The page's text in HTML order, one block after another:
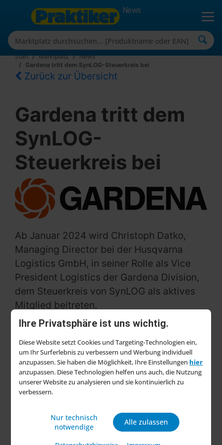
Ihre Privatsphäre ist uns wichtig.
Diese Website setzt Cookies und Targeting-Technologien ein,
um Ihr Surferlebnis zu verbessern und Werbung individuell
anzupassen. Sie haben die Möglichkeit, Ihre Einstellungen hier
anzupassen. Diese Technologien helfen uns auch, die Nutzung
unserer Website zu analysieren und sie kontinuierlich zu
verbessern.
Nur technisch
notwendige
Alle zulassen
News
Start Marktplatz
News
Gardena tritt dem SynLOG-Steuerkreis bei
Zurück zur Übersicht
Gardena tritt dem
SynLOG-
Steuerkreis bei
Ab Januar 2024 wird Christoph Datko,
Managing Director bei der Husqvarna
Logistics GmbH, in seiner Rolle als Vice
President Logistics der Gardena Division,
dem Steuerkreis von SynLOG als aktives
Mitglied beitreten.
Markus Schering, Geschäftsleiter von
SynLOG, äußert sich positiv über die neue
Zusammenarbeit: „Mit der Expertise von
Herrn Datko und derDIY– und
Gartenkompetenz vonGardenawerden wir
SynLOG noch stärker auf die
Herausforderungen bei der Optimierung
der Branchenlogistik ausrichten können“.